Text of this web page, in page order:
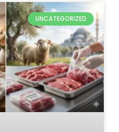
UNCATEGORIZED